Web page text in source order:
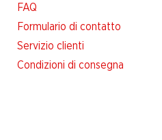
FAQ
Formulario di contatto
Servizio clienti
Condizioni di consegna